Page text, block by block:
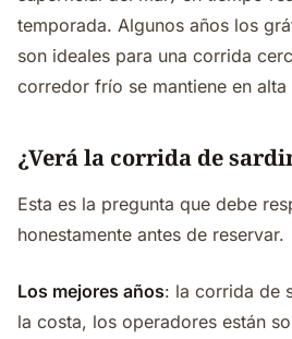
temporada. Algunos años los
son ideales para una corrida
corredor frío se mantiene en alta
¿Verá la corrida de
Esta es la pregunta que debe
honestamente antes de reservar.
Los mejores años: la corrida de
la costa, los operadores están